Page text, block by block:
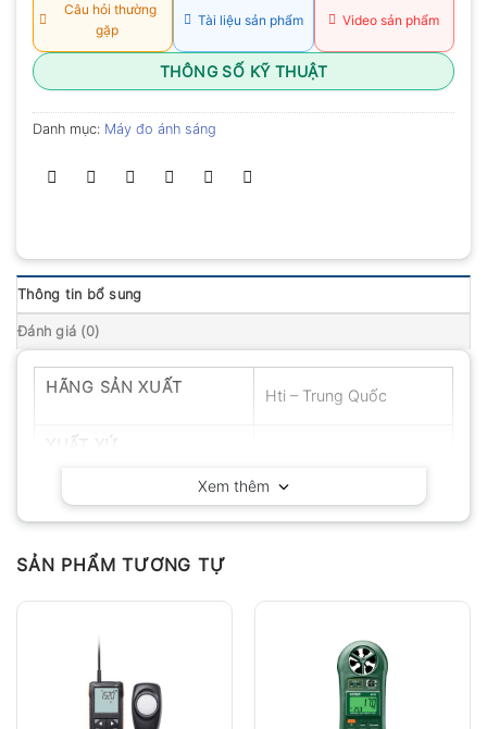
Câu hỏi thường
gặp
Tài liệu sản phẩm Video sản phẩm
THÔNG SỐ KỸ THUẬT
Danh mục: Máy đo ánh sáng
Thông tin bổ sung
Đánh giá (0)
HÃNG SẢN XUẤT Hti – Trung Quốc
Xem thêm
SẢN PHẨM TƯƠNG TỰ